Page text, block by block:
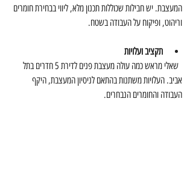
המעצבת. יש חבילות שכוללות תכנון מלא, ליווי בבחירת חומרים
וריהוט, ופיקוח על העבודה בשטח.
תקציב ועלויות
  שאלי מראש כמה עולה מעצבת פנים לדירת 5 חדרים בתל
אביב. העלויות משתנות בהתאם לניסיון המעצבת, היקף
העבודה והחומרים הנבחרים.